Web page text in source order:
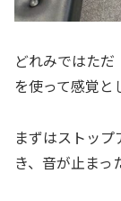
どれみではた
を使って感覚と
まずはストッ
き、音が止まっ